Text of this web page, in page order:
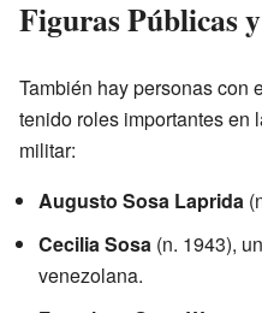
Figuras Públicas
También hay personas con
tenido roles importantes en
militar:
Augusto Sosa Laprida
Cecilia Sosa (n. 1943),
venezolana.